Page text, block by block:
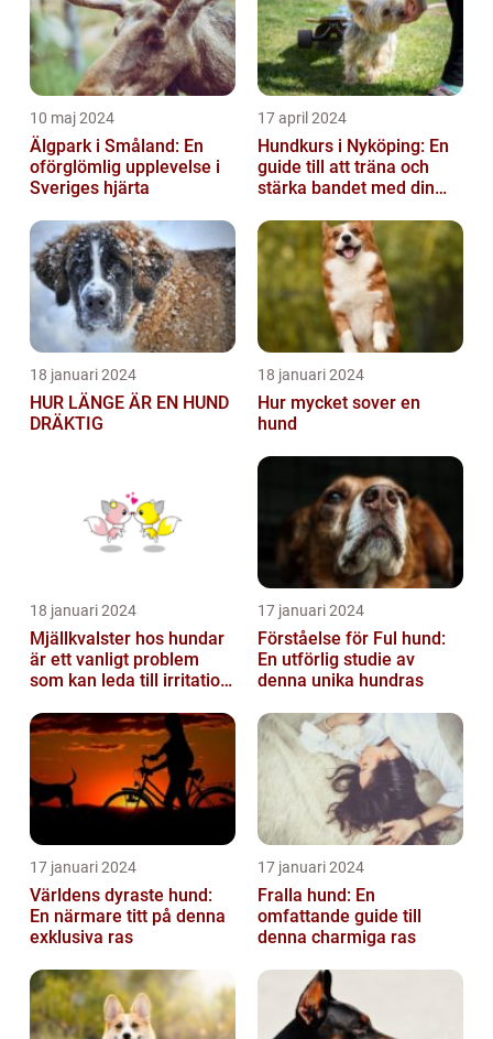
10 maj 2024
Älgpark i Småland: En
oförglömlig upplevelse i
Sveriges hjärta
17 april 2024
Hundkurs i Nyköping: En
guide till att träna och
stärka bandet med din
18 januari 2024
HUR LÄNGE ÄR EN HUND
DRÄKTIG
18 januari 2024
Hur mycket sover en
hund
18 januari 2024
Mjällkvalster hos hundar
är ett vanligt problem
som kan leda till irritation
hun...
17 januari 2024
Förståelse för Ful hund:
En utförlig studie av
denna unika hundras
17 januari 2024
Världens dyraste hund:
En närmare titt på denna
exklusiva ras
17 januari 2024
Fralla hund: En
omfattande guide till
denna charmiga ras